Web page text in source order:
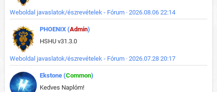
Weboldal javaslatok/észrevételek - Fórum · 2026.08.06 22:14
PHOENIX (Admin)
HSHU v31.3.0
Weboldal javaslatok/észrevételek - Fórum · 2026.07.28 20:17
Ekstone (Common)
Kedves Naplóm!